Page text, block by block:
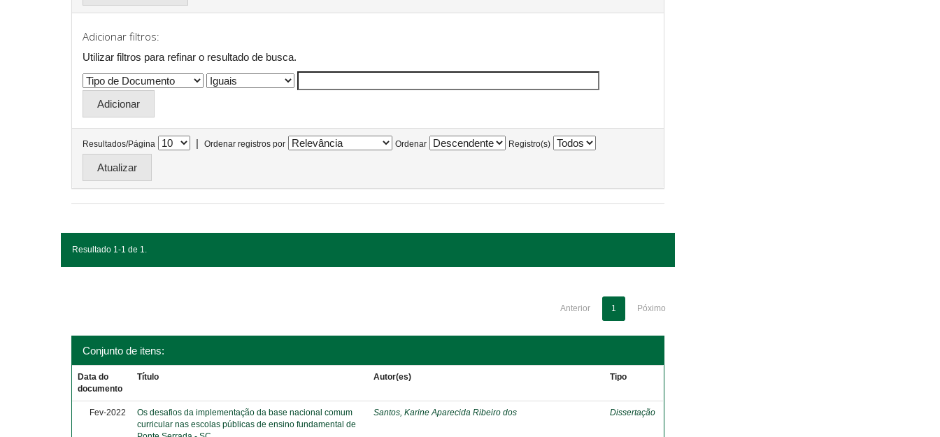
Adicionar filtros:
Utilizar filtros para refinar o resultado de busca.
Resultados/Página | Ordenar registros por Ordenar Registro(s)
Resultado 1-1 de 1.
Anterior 1 Póximo
Conjunto de itens:
Data do
documento
Título Autor(es) Tipo
Fev-2022
Os desafios da implementação da base nacional comum
curricular nas escolas públicas de ensino fundamental de
Santos, Karine Aparecida Ribeiro dos Dissertação